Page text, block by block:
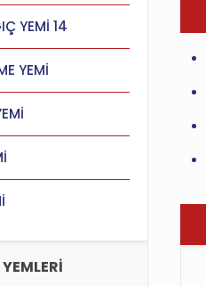
YEMİ 14
YEMİ